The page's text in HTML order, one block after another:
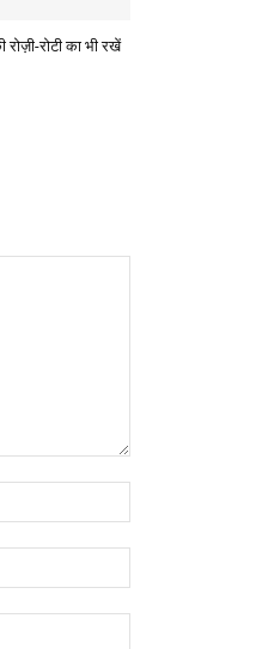
रोज़ी-रोटी का भी रखें